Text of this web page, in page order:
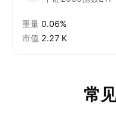
重量 0.06%
市值 ‪2.27 K‬
常